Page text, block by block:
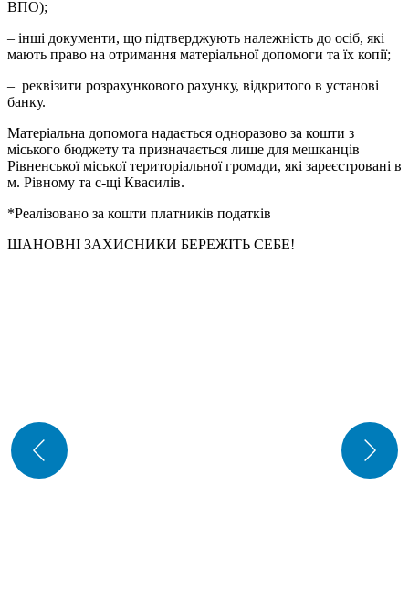
ВПО);
– інші документи, що підтверджують належність до осіб, які
мають право на отримання матеріальної допомоги та їх копії;
– реквізити розрахункового рахунку, відкритого в установі
банку.
Матеріальна допомога надається одноразово за кошти з
міського бюджету та призначається лише для мешканців
Рівненської міської територіальної громади, які зареєстровані в
м. Рівному та с-щі Квасилів.
*Реалізовано за кошти платників податків
ШАНОВНІ ЗАХИСНИКИ БЕРЕЖІТЬ СЕБЕ!